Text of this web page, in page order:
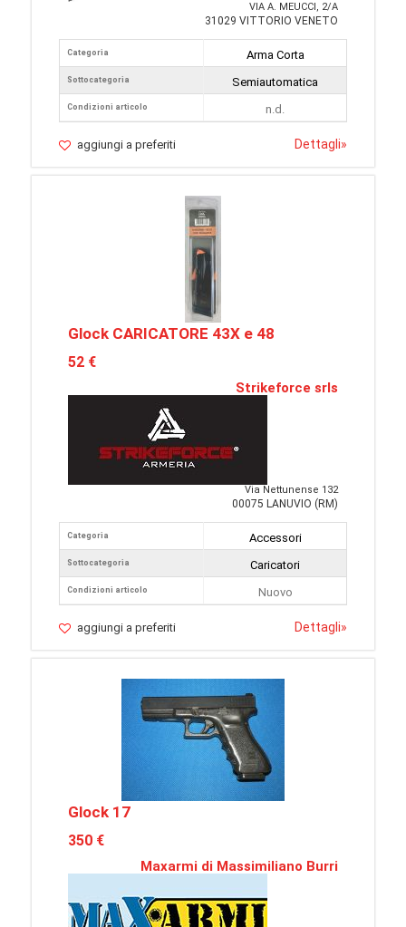
VIA A. MEUCCI, 2/A
31029 VITTORIO VENETO
Categoria
Sottocategoria
Condizioni articolo
Arma Corta
Semiautomatica
n.d.
aggiungi a preferiti Dettagli»
Glock CARICATORE 43X e 48
52 €
Strikeforce srls
Via Nettunense 132
00075 LANUVIO (RM)
Categoria
Sottocategoria
Condizioni articolo
Accessori
Caricatori
Nuovo
aggiungi a preferiti Dettagli»
Glock 17
350 €
Maxarmi di Massimiliano Burri